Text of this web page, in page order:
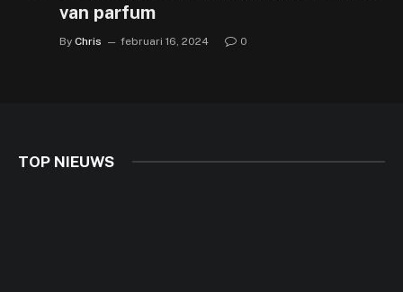
van parfum
By Chris februari 16, 2024 0
TOP NIEUWS